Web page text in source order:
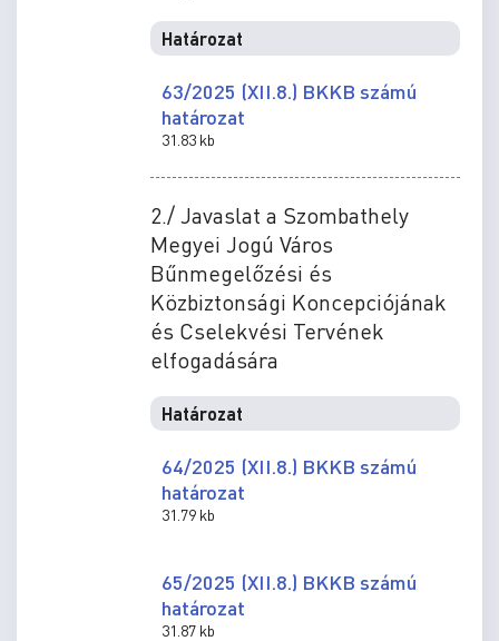
Határozat
63/2025 (XII.8.) BKKB számú
határozat
31.83 kb
2./ Javaslat a Szombathely
Megyei Jogú Város
Bűnmegelőzési és
Közbiztonsági Koncepciójának
és Cselekvési Tervének
elfogadására
Határozat
64/2025 (XII.8.) BKKB számú
határozat
31.79 kb
65/2025 (XII.8.) BKKB számú
határozat
31.87 kb